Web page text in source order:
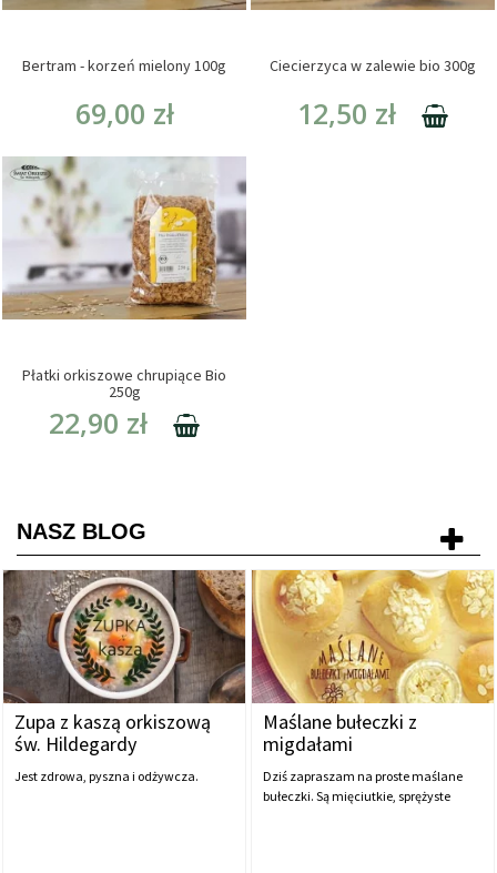
Bertram - korzeń mielony 100g
69,00 zł
Ciecierzyca w zalewie bio 300g
12,50 zł
Płatki orkiszowe chrupiące Bio
250g
22,90 zł
NASZ BLOG
Zupa z kaszą orkiszową
św. Hildegardy
Jest zdrowa, pyszna i odżywcza.
Maślane bułeczki z
migdałami
Dziś zapraszam na proste maślane
bułeczki. Są mięciutkie, sprężyste